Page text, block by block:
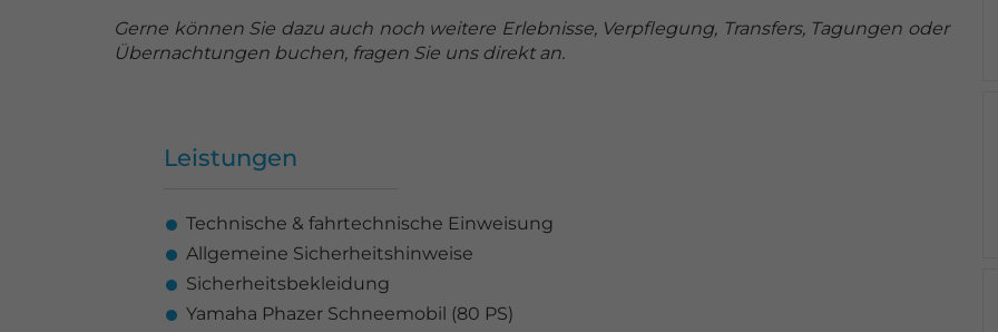
Gerne können Sie dazu auch noch weitere Erlebnisse, Verpflegung, Transfers, Tagungen oder
Übernachtungen buchen, fragen Sie uns direkt an.
Leistungen
Technische & fahrtechnische Einweisung
Allgemeine Sicherheitshinweise
Sicherheitsbekleidung
Yamaha Phazer Schneemobil (80 PS)